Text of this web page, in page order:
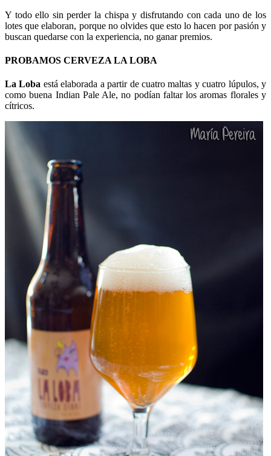
Y todo ello sin perder la chispa y disfrutando con cada uno de los
lotes que elaboran, porque no olvides que esto lo hacen por pasión y
buscan quedarse con la experiencia, no ganar premios.
PROBAMOS CERVEZA LA LOBA
La Loba está elaborada a partir de cuatro maltas y cuatro lúpulos, y
como buena Indian Pale Ale, no podían faltar los aromas florales y
cítricos.